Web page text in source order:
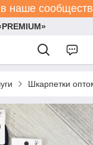
в наше
Шкарпетки